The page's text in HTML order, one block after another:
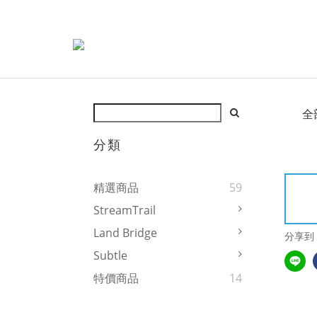
分類
精選商品
59
StreamTrail
Land Bridge
Subtle
特價商品
14
全
分享到